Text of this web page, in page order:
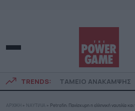
TRENDS: ΤΑΜΕΙΟ ΑΝΑΚΑΜΨΗΣ
ΑΡΧΙΚΗ » ΝΑΥΤΙΛΙΑ » Petrofin: Πανίσχυρη η ελληνική ναυτιλία και